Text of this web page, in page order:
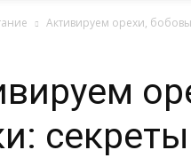
Активируем орехи,